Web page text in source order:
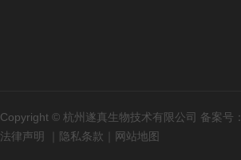
Copyright © 杭州遂真生物技术有限公司 备案号：
法律声明
隐私条款 网站地图